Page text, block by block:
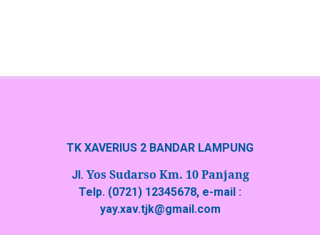
TK XAVERIUS 2 BANDAR LAMPUNG
Jl. Yos Sudarso Km. 10 Panjang
Telp. (0721) 12345678, e-mail :
yay.xav.tjk@gmail.com